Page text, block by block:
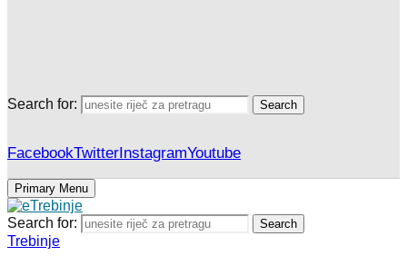
Search for: Search
FacebookTwitterInstagramYoutube
Primary Menu
Search for: Search
Trebinje